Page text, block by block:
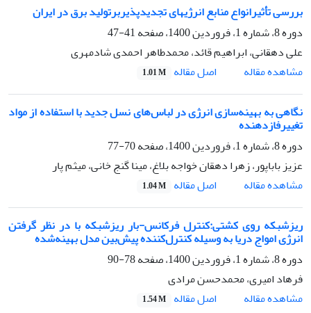
بررسی تأثیرانواع منابع انرژیهای تجدیدپذیربرتولید برق در ایران
دوره 8، شماره 1، فروردین 1400، صفحه
41-47
علی دهقانی، ابراهیم قائد، محمدطاهر احمدی شادمهری
مشاهده مقاله
اصل مقاله 1.01 M
نگاهی به بهینه‌سازی انرژی در لباس‌های نسل جدید با استفاده از مواد
تغییرفازدهنده
دوره 8، شماره 1، فروردین 1400، صفحه
70-77
عزیز باباپور، زهرا دهقان خواجه بلاغ، مینا گنج خانی، میثم پار
مشاهده مقاله
اصل مقاله 1.04 M
ریزشبکه روی کشتی:کنترل فرکانس-بار ریزشبکه با در نظر گرفتن
انرژی امواج دریا به وسیله کنترل‌کننده پیش‌بین مدل بهینه‌شده
دوره 8، شماره 1، فروردین 1400، صفحه
78-90
فرهاد امیری، محمدحسن مرادی
مشاهده مقاله
اصل مقاله 1.54 M